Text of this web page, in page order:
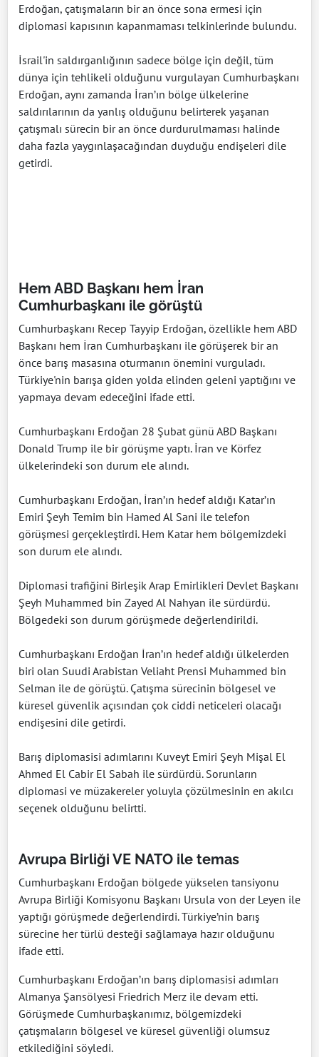
Erdoğan, çatışmaların bir an önce sona ermesi için
diplomasi kapısının kapanmaması telkinlerinde bulundu.
İsrail'in saldırganlığının sadece bölge için değil, tüm
dünya için tehlikeli olduğunu vurgulayan Cumhurbaşkanı
Erdoğan, aynı zamanda İran’ın bölge ülkelerine
saldırılarının da yanlış olduğunu belirterek yaşanan
çatışmalı sürecin bir an önce durdurulmaması halinde
daha fazla yaygınlaşacağından duyduğu endişeleri dile
getirdi.
Hem ABD Başkanı hem İran
Cumhurbaşkanı ile görüştü
Cumhurbaşkanı Recep Tayyip Erdoğan, özellikle hem ABD
Başkanı hem İran Cumhurbaşkanı ile görüşerek bir an
önce barış masasına oturmanın önemini vurguladı.
Türkiye'nin barışa giden yolda elinden geleni yaptığını ve
yapmaya devam edeceğini ifade etti.
Cumhurbaşkanı Erdoğan 28 Şubat günü ABD Başkanı
Donald Trump ile bir görüşme yaptı. İran ve Körfez
ülkelerindeki son durum ele alındı.
Cumhurbaşkanı Erdoğan, İran’ın hedef aldığı Katar’ın
Emiri Şeyh Temim bin Hamed Al Sani ile telefon
görüşmesi gerçekleştirdi. Hem Katar hem bölgemizdeki
son durum ele alındı.
Diplomasi trafiğini Birleşik Arap Emirlikleri Devlet Başkanı
Şeyh Muhammed bin Zayed Al Nahyan ile sürdürdü.
Bölgedeki son durum görüşmede değerlendirildi.
Cumhurbaşkanı Erdoğan İran’ın hedef aldığı ülkelerden
biri olan Suudi Arabistan Veliaht Prensi Muhammed bin
Selman ile de görüştü. Çatışma sürecinin bölgesel ve
küresel güvenlik açısından çok ciddi neticeleri olacağı
endişesini dile getirdi.
Barış diplomasisi adımlarını Kuveyt Emiri Şeyh Mişal El
Ahmed El Cabir El Sabah ile sürdürdü. Sorunların
diplomasi ve müzakereler yoluyla çözülmesinin en akılcı
seçenek olduğunu belirtti.
Avrupa Birliği VE NATO ile temas
Cumhurbaşkanı Erdoğan bölgede yükselen tansiyonu
Avrupa Birliği Komisyonu Başkanı Ursula von der Leyen ile
yaptığı görüşmede değerlendirdi. Türkiye’nin barış
sürecine her türlü desteği sağlamaya hazır olduğunu
ifade etti.
Cumhurbaşkanı Erdoğan’ın barış diplomasisi adımları
Almanya Şansölyesi Friedrich Merz ile devam etti.
Görüşmede Cumhurbaşkanımız, bölgemizdeki
çatışmaların bölgesel ve küresel güvenliği olumsuz
etkilediğini söyledi.